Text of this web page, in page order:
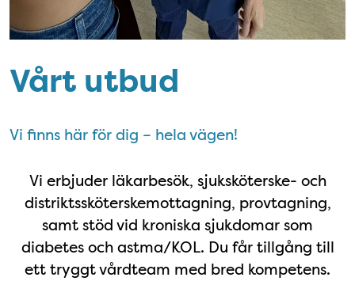
Vårt utbud
Vi finns här för dig – hela vägen!
Vårt utbud
Vi erbjuder läkarbesök, sjuksköterske- och
distriktssköterskemottagning, provtagning,
samt stöd vid kroniska sjukdomar som
diabetes och astma/KOL. Du får tillgång till
ett tryggt vårdteam med bred kompetens.